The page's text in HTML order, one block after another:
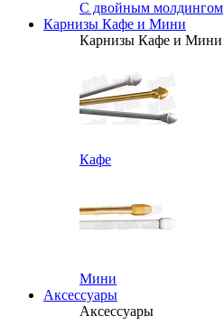
С двойным молдингом
Карнизы Кафе и Мини
Карнизы Кафе и Мини
Кафе
Мини
Аксессуары
Аксессуары